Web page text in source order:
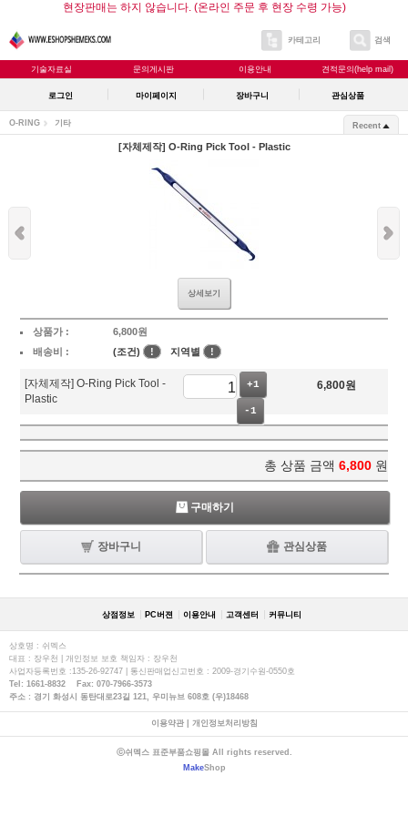
현장판매는 하지 않습니다. (온라인 주문 후 현장 수령 가능)
카테고리 검색
기술자료실 문의게시판 이용안내 견적문의(help mail)
로그인 마이페이지 장바구니 관심상품
O-RING 기타 Recent
[자체제작] O-Ring Pick Tool - Plastic
상세보기
상품가 : 6,800원
배송비 :
(조건) ! 지역별 !
[자체제작] O-Ring Pick Tool -
Plastic
+1
-1
6,800원
총 상품 금액 6,800 원
구매하기
장바구니 관심상품
상점정보 PC버젼 이용안내 고객센터 커뮤니티
상호명 : 쉬멕스
대표 : 장우천 | 개인정보 보호 책임자 : 장우천
사업자등록번호 :135-26-92747 | 통신판매업신고번호 : 2009-경기수원-0550호
Tel: 1661-8832 Fax: 070-7966-3573
주소 : 경기 화성시 동탄대로23길 121, 우미뉴브 608호 (우)18468
이용약관| 개인정보처리방침
ⓒ쉬멕스 표준부품쇼핑몰 All rights reserved.
MakeShop